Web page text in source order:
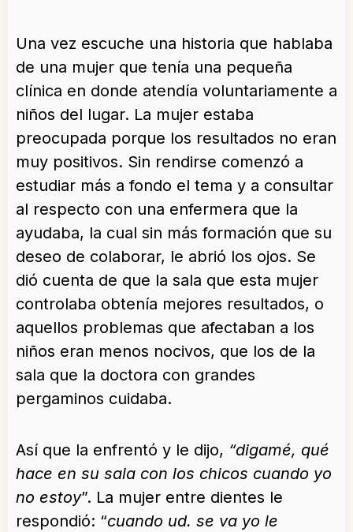
Una vez escuche una historia que hablaba
de una mujer que tenía una pequeña
clínica en donde atendía voluntariamente a
niños del lugar. La mujer estaba
preocupada porque los resultados no eran
muy positivos. Sin rendirse comenzó a
estudiar más a fondo el tema y a consultar
al respecto con una enfermera que la
ayudaba, la cual sin más formación que su
deseo de colaborar, le abrió los ojos. Se
dió cuenta de que la sala que esta mujer
controlaba obtenía mejores resultados, o
aquellos problemas que afectaban a los
niños eran menos nocivos, que los de la
sala que la doctora con grandes
pergaminos cuidaba.
Así que la enfrentó y le dijo, “digamé, qué
hace en su sala con los chicos cuando yo
no estoy”. La mujer entre dientes le
respondió: “cuando ud. se va yo le